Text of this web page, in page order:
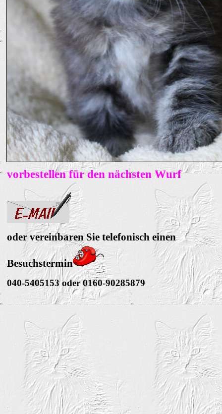
vorbestellen für den nächsten Wurf
oder vereinbaren Sie telefonisch einen
Besuchstermin
040-5405153 oder 0160-90285879